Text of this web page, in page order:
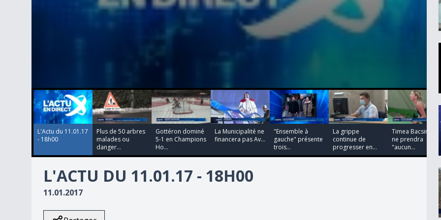
0
seconds
of
secondsVolume
90%
L'Actu du 11.01.17
- 18h00
Plus de 50 arbres
malades ou
danger...
Gottéron dominé
5-1 en Champions
Ho...
La Municipalité ne
financera pas Av...
"Ensemble à
gauche" présente
trois...
La grippe
continue de
progresser en...
Timea Bacsinszky
ne prendra
"aucun...
L'ACTU DU 11.01.17 - 18H00
11.01.2017